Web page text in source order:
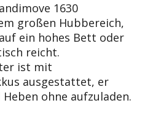
1630
großen Hubbereich,
ein hohes Bett oder
reicht.
ist mit
ausgestattet, er
ohne aufzuladen.